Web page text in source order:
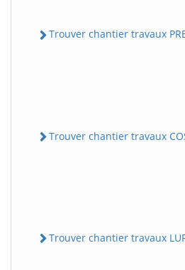
Trouver chantier travaux
Trouver chantier travaux
Trouver chantier travaux